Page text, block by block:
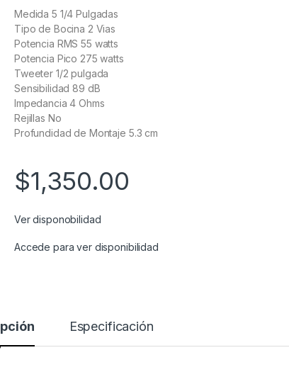
Medida 5 1/4 Pulgadas
Tipo de Bocina 2 Vias
Potencia RMS 55 watts
Potencia Pico 275 watts
Tweeter 1/2 pulgada
Sensibilidad 89 dB
Impedancia 4 Ohms
Rejillas No
Profundidad de Montaje 5.3 cm
$1,350.00
Ver disponobilidad
Accede para ver disponibilidad
Especificación